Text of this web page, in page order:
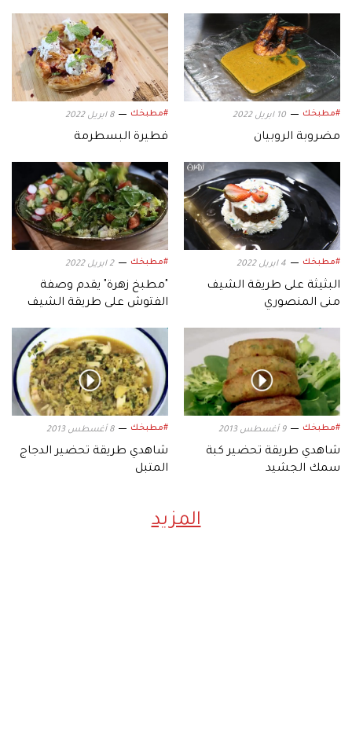
#مطبخك 10 ابريل 2022
مضروبة الروبيان
#مطبخك 8 ابريل 2022
فطيرة البسطرمة
#مطبخك 4 ابريل 2022
البثيثة على طريقة الشيف
منى المنصوري
#مطبخك 2 ابريل 2022
"مطبخ زهرة" يقدم وصفة
الفتوش على طريقة الشيف
#مطبخك 9 أغسطس 2013
شاهدي طريقة تحضير كبة
سمك الجشيد
#مطبخك 8 أغسطس 2013
شاهدي طريقة تحضير الدجاج
المتبل
المزيد